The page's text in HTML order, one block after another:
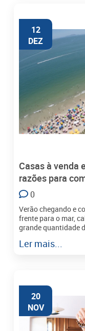
12
DEZ
Casas à venda em Jurerê Internacional: 7
razões para
0
Verão chegando e
frente para o mar,
grande quantidade
Ler mais...
20
NOV